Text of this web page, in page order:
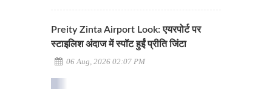
Preity Zinta Airport Look: एयरपोर्ट पर
स्टाइलिश अंदाज में स्पॉट हुईं प्रीति जिंटा
06 Aug, 2026 02:07 PM